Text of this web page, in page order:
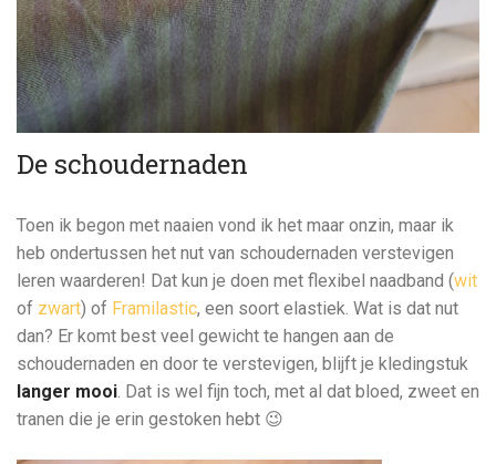
De schoudernaden
Toen ik begon met naaien vond ik het maar onzin, maar ik
heb ondertussen het nut van schoudernaden verstevigen
leren waarderen! Dat kun je doen met flexibel naadband (wit
of zwart) of Framilastic, een soort elastiek. Wat is dat nut
dan? Er komt best veel gewicht te hangen aan de
schoudernaden en door te verstevigen, blijft je kledingstuk
langer mooi . Dat is wel fijn toch, met al dat bloed, zweet en
tranen die je erin gestoken hebt 😉